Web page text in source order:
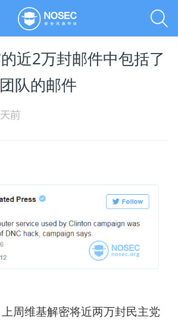
近2万封邮件中包括了
队的邮件
前
周维基解密将近两万封民主党